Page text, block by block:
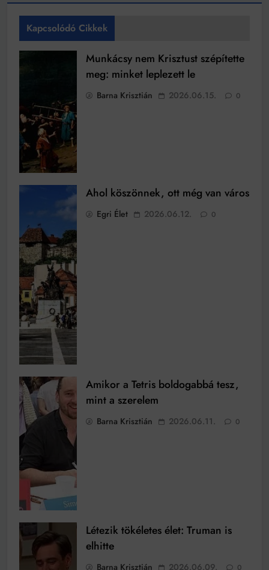
Kapcsolódó Cikkek
Munkácsy nem Krisztust szépítette
meg: minket leplezett le
Barna Krisztián 2026.06.15. 0
Ahol köszönnek, ott még van város
Egri Élet 2026.06.12. 0
Amikor a Tetris boldogabbá tesz,
mint a szerelem
Barna Krisztián 2026.06.11. 0
Létezik tökéletes élet: Truman is
elhitte
Barna Krisztián 2026.06.09. 0